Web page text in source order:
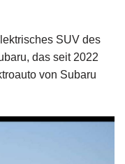
SUV des
das seit 2022
von Subaru